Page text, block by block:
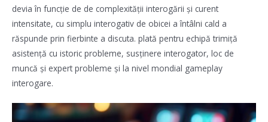
devia în funcție de de complexității interogării și curent
intensitate, cu simplu interogativ de obicei a întâlni cald a
răspunde prin fierbinte a discuta. plată pentru echipă trimiță
asistență cu istoric probleme, susținere interogator, loc de
muncă și expert probleme și la nivel mondial gameplay
interogare.